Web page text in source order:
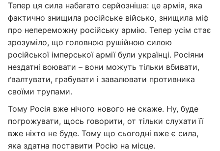
Тепер ця сила набагато серйозніша: це армія, яка
фактично знищила російське військо, знищила міф
про непереможну російську армію. Тепер усім стає
зрозуміло, що головною рушійною силою
російської імперської армії були українці. Росіяни
нездатні воювати – вони можуть тільки вбивати,
ґвалтувати, грабувати і завалювати противника
своїми трупами.
Тому Росія вже нічого нового не скаже. Ну, буде
погрожувати, щось говорити, от тільки слухати її
вже ніхто не буде. Тому що сьогодні вже є сила,
яка здатна поставити Росію на місце.